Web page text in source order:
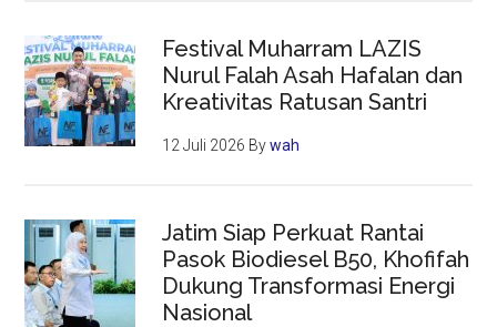
Festival Muharram LAZIS
Nurul Falah Asah Hafalan dan
Kreativitas Ratusan Santri
12 Juli 2026 Bywah
Jatim Siap Perkuat Rantai
Pasok Biodiesel B50, Khofifah
Dukung Transformasi Energi
Nasional